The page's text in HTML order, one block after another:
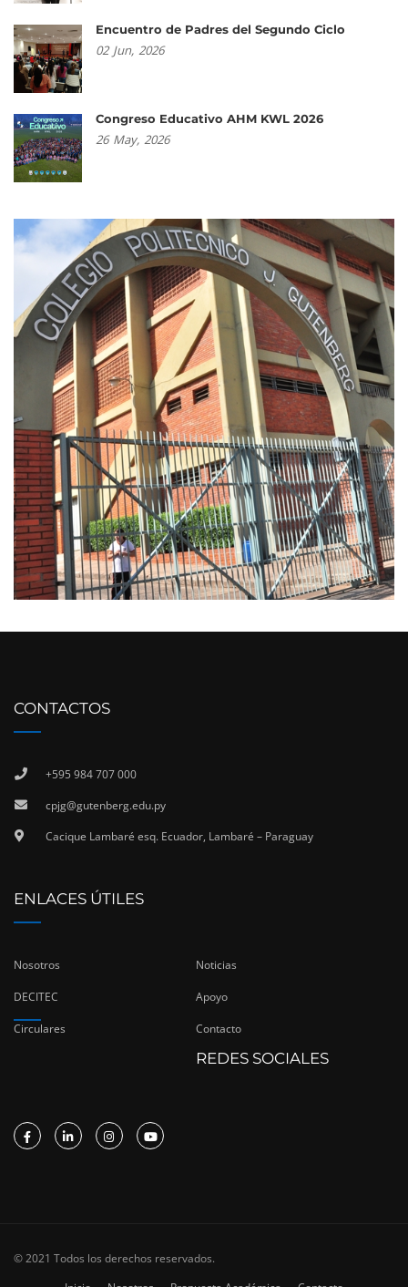
Encuentro de Padres del Segundo Ciclo
02 Jun, 2026
Congreso Educativo AHM KWL 2026
26 May, 2026
CONTACTOS
+595 984 707 000
cpjg@gutenberg.edu.py
Cacique Lambaré esq. Ecuador, Lambaré – Paraguay
ENLACES ÚTILES
Nosotros Noticias
DECITEC Apoyo
Circulares Contacto
REDES SOCIALES
© 2021 Todos los derechos reservados.